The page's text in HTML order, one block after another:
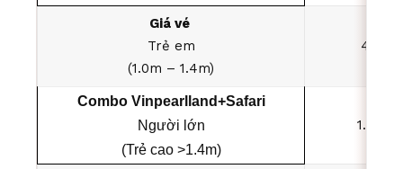
Giá vé
Trẻ em
(1.0m – 1.4m)
Combo Vinpearlland+Safari
Người lớn
(Trẻ cao >1.4m)